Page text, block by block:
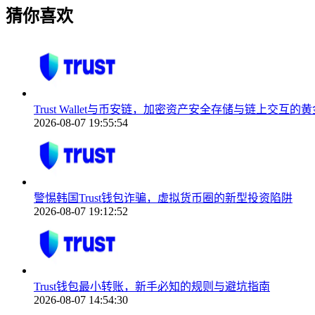
猜你喜欢
Trust Wallet与币安链，加密资产安全存储与链上交互的
2026-08-07 19:55:54
警惕韩国Trust钱包诈骗，虚拟货币圈的新型投资陷阱
2026-08-07 19:12:52
Trust钱包最小转账，新手必知的规则与避坑指南
2026-08-07 14:54:30